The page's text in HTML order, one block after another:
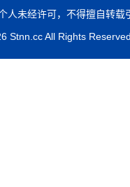
未经许可，不得擅自转载
Stnn.cc All Rights Reserved.